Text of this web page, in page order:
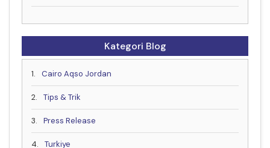
Kategori Blog
1. Cairo Aqso Jordan
2. Tips & Trik
3. Press Release
4. Turkiye